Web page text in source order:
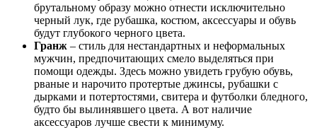
брутальному образу можно отнести исключительно
черный лук, где рубашка, костюм, аксессуары и обувь
будут глубокого черного цвета.
Гранж – стиль для нестандартных и неформальных
мужчин, предпочитающих смело выделяться при
помощи одежды. Здесь можно увидеть грубую обувь,
рваные и нарочито протертые джинсы, рубашки с
дырками и потертостями, свитера и футболки бледного,
будто бы вылинявшего цвета. А вот наличие
аксессуаров лучше свести к минимуму.